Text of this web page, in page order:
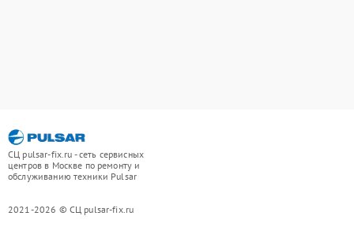
СЦ pulsar-fix.ru - сеть сервисных
центров в Москве по ремонту и
обслуживанию техники Pulsar
2021-2026 © СЦ pulsar-fix.ru